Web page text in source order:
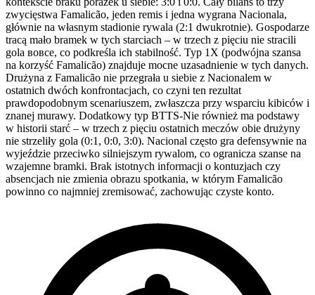
zwycięstwa Famalicão, jeden remis i jedna wygrana Nacionala,
głównie na własnym stadionie rywala (2:1 dwukrotnie). Gospodarze
tracą mało bramek w tych starciach – w trzech z pięciu nie stracili
gola вовсе, co podkreśla ich stabilność. Typ 1X (podwójna szansa
na korzyść Famalicão) znajduje mocne uzasadnienie w tych danych.
Drużyna z Famalicão nie przegrała u siebie z Nacionalem w
ostatnich dwóch konfrontacjach, co czyni ten rezultat
prawdopodobnym scenariuszem, zwłaszcza przy wsparciu kibiców i
znanej murawy. Dodatkowy typ BTTS-Nie również ma podstawy
w historii starć – w trzech z pięciu ostatnich meczów obie drużyny
nie strzeliły gola (0:1, 0:0, 3:0). Nacional często gra defensywnie na
wyjeździe przeciwko silniejszym rywalom, co ogranicza szanse na
wzajemne bramki. Brak istotnych informacji o kontuzjach czy
absencjach nie zmienia obrazu spotkania, w którym Famalicão
powinno co najmniej zremisować, zachowując czyste konto.